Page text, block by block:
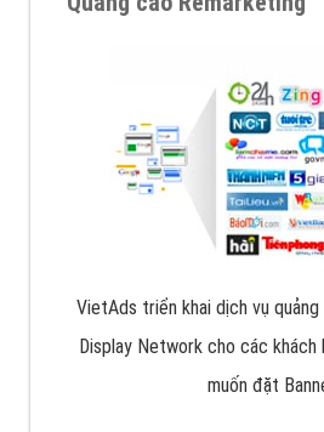
Quảng cáo trên Facebook